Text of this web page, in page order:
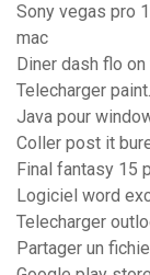
Sony vegas pro
mac
Diner dash flo
Telecharger
Java pour
Coller post it
Final fantasy 15
Logiciel word
Telecharger
Partager un